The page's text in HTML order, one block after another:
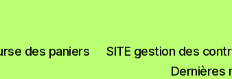
des paniers SITE gestion des
Dernières